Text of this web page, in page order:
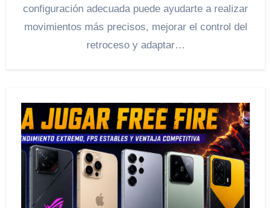
configuración adecuada puede ayudarte a realizar
movimientos más precisos, mejorar el control del
retroceso y adaptar…